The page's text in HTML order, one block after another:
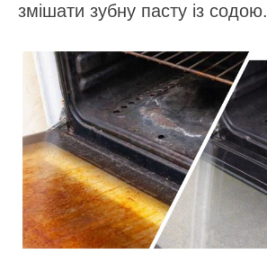
змішати зубну пасту із содою.